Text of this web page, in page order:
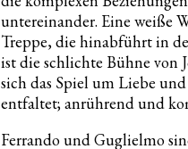
untereinander. Eine weiße
Treppe, die hinabführt in
ist die schlichte Bühne von
sich das Spiel um Liebe
entfaltet; anrührend und
Ferrando und Guglielmo